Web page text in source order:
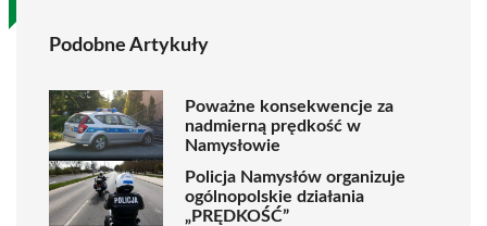
Podobne Artykuły
Poważne konsekwencje za
nadmierną prędkość w
Namysłowie
Policja Namysłów organizuje
ogólnopolskie działania
„PRĘDKOŚĆ”